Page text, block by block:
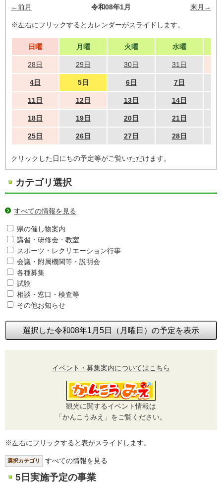
←前月 令和08年1月 来月→
※左右にフリックするとカレンダーがスライドします。
日曜 月曜 火曜 水曜
28日 29日 30日 31日
4日 5日 6日 7日
11日 12日 13日 14日
18日 19日 20日 21日
25日 26日 27日 28日
クリックした日にちの予定等がご覧いただけます。
カテゴリ選択
すべての情報を見る
県の催し物案内
講習・研修会・教室
スポーツ・レクリエーション行事
会議・附属機関等・説明会
各種募集
試験
相談・窓口・検査等
その他お知らせ
選択した令和08年1月5日（月曜日）の予定を表示
イベント・募集案内についてはこちら
観光に関するイベント情報は
「かんこうみえ」をご覧ください。
※左右にフリックすると表がスライドします。
選択カテゴリ すべての情報を見る
5日実施予定の事業